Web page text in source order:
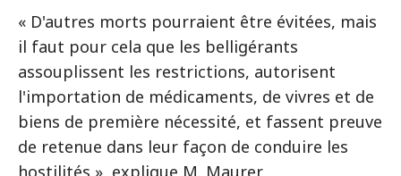
« D'autres morts pourraient être évitées, mais
il faut pour cela que les belligérants
assouplissent les restrictions, autorisent
l'importation de médicaments, de vivres et de
biens de première nécessité, et fassent preuve
de retenue dans leur façon de conduire les
hostilités », explique M. Maurer.